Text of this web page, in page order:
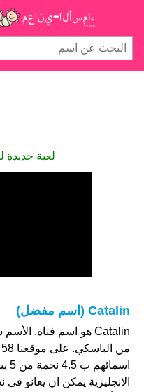
لعبة جديدة
Catalin (اسم مفضل)
الانجليزية يمكن ان يعانو